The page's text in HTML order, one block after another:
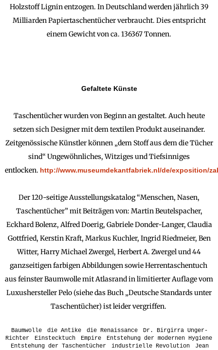
Holzstoff Lignin entzogen. In Deutschland werden jährlich 39
Milliarden Papiertaschentücher verbraucht. Dies entspricht
einem Gewicht von ca. 136367 Tonnen.
Gefaltete Künste
Taschentücher wurden von Beginn an gestaltet. Auch heute
setzen sich Designer mit dem textilen Produkt auseinander.
Zeitgenössische Künstler können „dem Stoff aus dem die Tücher
sind“ Ungewöhnliches, Witziges und Tiefsinniges
entlocken. http://www.museumdekantfabriek.nl/de/exposition/
Der 120-seitige Ausstellungskatalog “Menschen, Nasen,
Taschentücher” mit Beiträgen von: Martin Beutelspacher,
Eckhard Bolenz, Alfred Doerig, Gabriele Donder-Langer, Claudia
Gottfried, Kerstin Kraft, Markus Kuchler, Ingrid Riedmeier, Ben
Witter, Harry Michael Zwergel, Herbert A. Zwergel und 44
ganzseitigen farbigen Abbildungen sowie Herrentaschentuch
aus feinster Baumwolle mit Atlasrand in limitierter Auflage vom
Luxushersteller Pelo (siehe das Buch „Deutsche Standards unter
Taschentücher) ist leider vergriffen.
Baumwolle die Antike die Renaissance
Dr. Birgirra Unger-
Richter
Einstecktuch Empire
Entstehung der modernen Hygiene
Entstehung der Taschentücher
industrielle Revolution
Jean